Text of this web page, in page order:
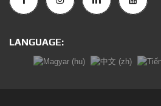
LANGUAGE: